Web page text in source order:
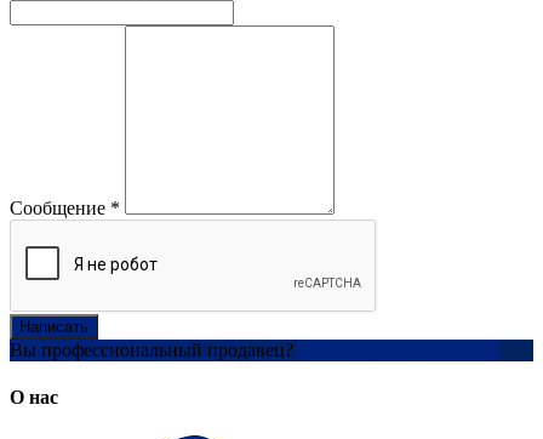
Сообщение *
Написать
Вы профессиональный продавец?
О нас